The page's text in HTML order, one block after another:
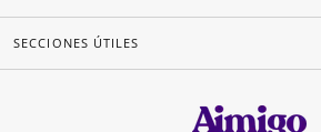
SECCIONES ÚTILES